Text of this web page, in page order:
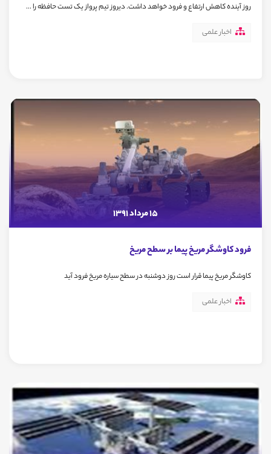
روز آینده کاهش ارتفاع و فرود خواهد داشت. دیروز تیم پرواز یک تست حافظه را ...
اخبار علمی
15 مرداد 1391
فرود كاوشگر مريخ پيما بر سطح مریخ
کاوشگر مریخ پیما قرار است روز دوشنبه در سطح سیاره مریخ فرود آید
اخبار علمی